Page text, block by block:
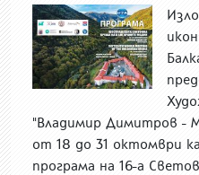
"Владимир Димитров -
от 18 до 31 октомври
програма на 16-а